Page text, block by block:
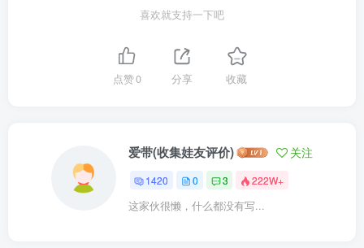
喜欢就支持一下吧
点赞0 分享 收藏
爱带(收集娃友评价) 关注
1420 0 3 222W+
这家伙很懒，什么都没有写...